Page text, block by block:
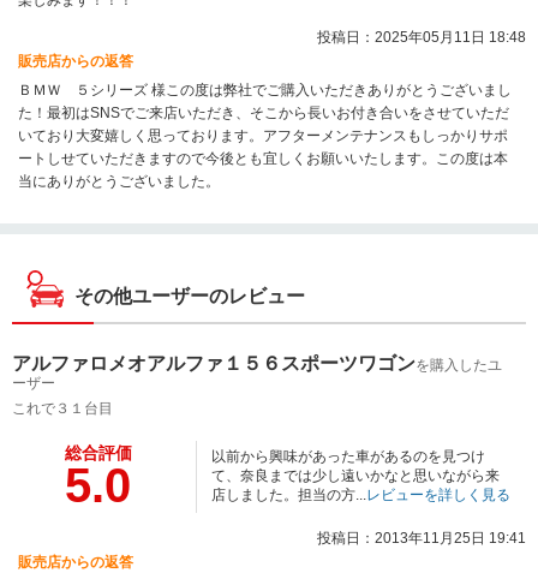
投稿日：2025年05月11日 18:48
販売店からの返答
ＢＭＷ ５シリーズ 様この度は弊社でご購入いただきありがとうございまし
た！最初はSNSでご来店いただき、そこから長いお付き合いをさせていただ
いており大変嬉しく思っております。アフターメンテナンスもしっかりサポ
ートしせていただきますので今後とも宜しくお願いいたします。この度は本
当にありがとうございました。
その他ユーザーのレビュー
アルファロメオアルファ１５６スポーツワゴンを購入したユ
ーザー
これで３１台目
総合評価
5.0
以前から興味があった車があるのを見つけ
て、奈良までは少し遠いかなと思いながら来
店しました。担当の方...レビューを詳しく見る
投稿日：2013年11月25日 19:41
販売店からの返答